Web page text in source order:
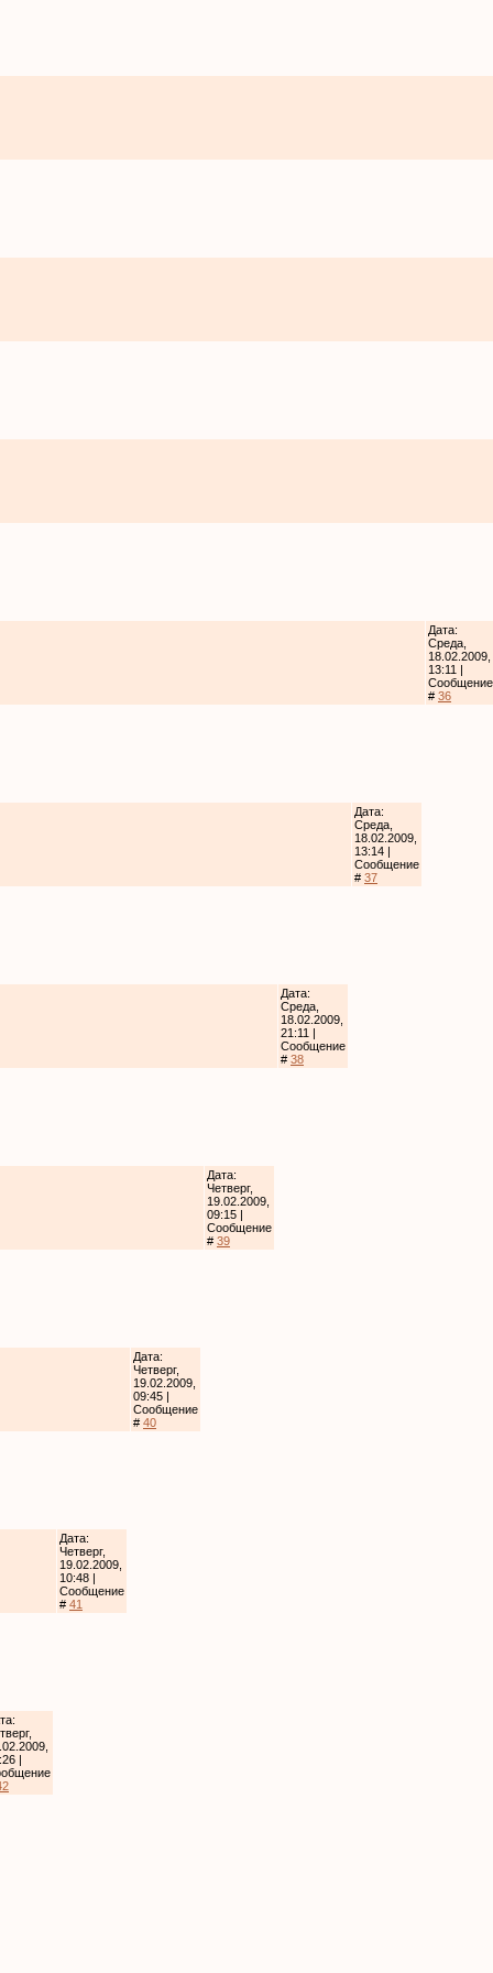
Дата:
Среда,
18.02.2009,
13:11 |
Сообщение
# 36
Дата:
Среда,
18.02.2009,
13:14 |
Сообщение
# 37
Дата:
Среда,
18.02.2009,
21:11 |
Сообщение
# 38
Дата:
Четверг,
19.02.2009,
09:15 |
Сообщение
# 39
Дата:
Четверг,
19.02.2009,
09:45 |
Сообщение
# 40
Дата:
Четверг,
19.02.2009,
10:48 |
Сообщение
# 41
|